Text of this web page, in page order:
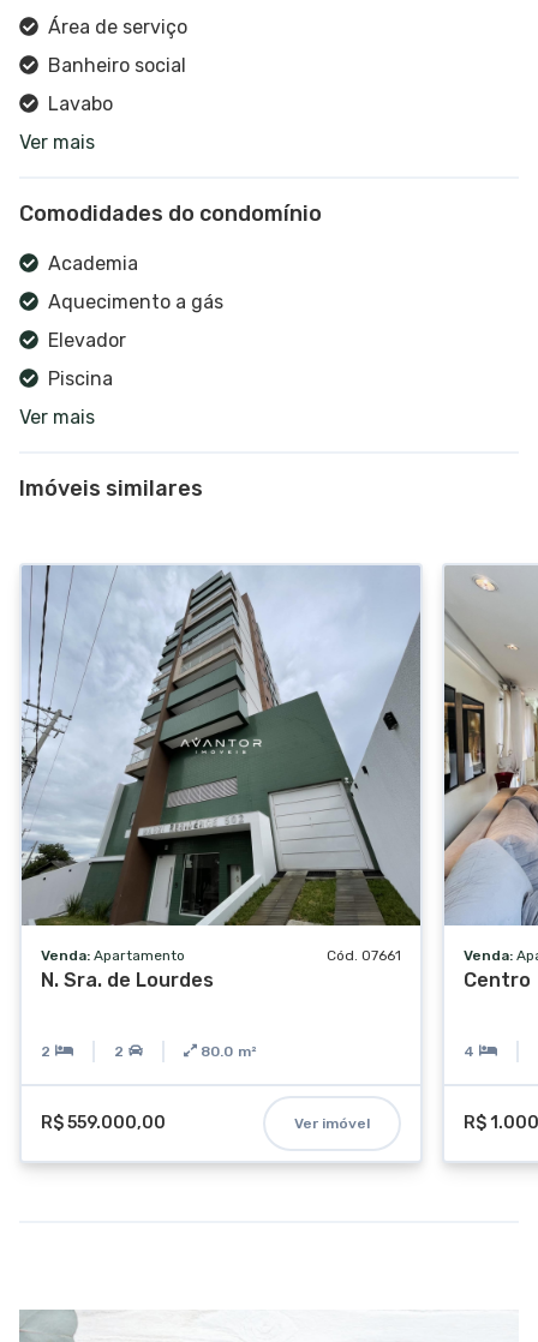
Área de serviço
Banheiro social
Lavabo
Escritório
Churrasqueira
Sala de estar
Sala de jantar
Vista panorâmica
Ver mais
Comodidades do condomínio
Academia
Aquecimento a gás
Elevador
Piscina
Portão eletrônico
Gás central
Interfone
Acessibilidade para PCD
Hall de entrada
Elevador de serviço
Ver mais
Imóveis similares
Venda: Apartamento Cód. 07661
N. Sra. de Lourdes
2 2 80.0 m²
R$ 559.000,00 Ver imóvel
Venda:
Centro
4
R$